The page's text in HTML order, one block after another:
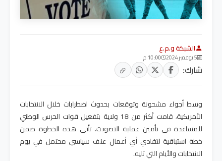
الشبكة و.م.ع
5 نوفمبر 2024 10:00 م
شارك:
وسط أجواء مشحونة وتوقعات بحدوث اضطرابات خلال الانتخابات
الأمريكية، قامت أكثر من 18 ولاية بتفعيل قوات الحرس الوطني
للمساعدة في تأمين عملية التصويت. تأتي هذه الخطوة ضمن
خطة استباقية لتفادي أي أعمال عنف سياسي محتمل في يوم
الانتخابات والأيام التي تليه.